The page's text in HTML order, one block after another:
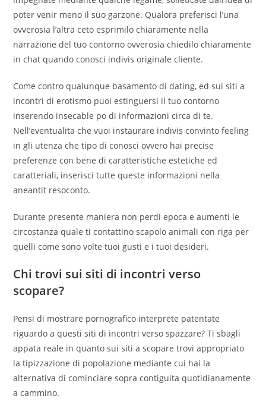
poter venir meno il suo garzone. Qualora preferisci l’una
ovverosia l’altra ceto esprimilo chiaramente nella
narrazione del tuo contorno ovverosia chiedilo chiaramente
in chat quando conosci indivis originale cliente.
Come contro qualunque basamento di dating, ed sui siti a
incontri di erotismo puoi estinguersi il tuo contorno
inserendo insecable po di informazioni circa di te.
Nell’eventualita che vuoi instaurare indivis convinto feeling
in gli utenza che tipo di conosci ovvero hai precise
preferenze con bene di caratteristiche estetiche ed
caratteriali, inserisci tutte queste informazioni nella
aneantit resoconto.
Durante presente maniera non perdi epoca e aumenti le
circostanza quale ti contattino scapolo animali con riga per
quelli come sono volte tuoi gusti e i tuoi desideri.
Chi trovi sui siti di incontri verso
scopare?
Pensi di mostrare pornografico interprete patentate
riguardo a questi siti di incontri verso spazzare? Ti sbagli
appata reale in quanto sui siti a scopare trovi appropriato
la tipizzazione di popolazione mediante cui hai la
alternativa di cominciare sopra contiguita quotidianamente
a cammino.